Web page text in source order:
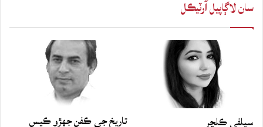
سان لاڳاپيل آرٽيڪل
سيلفي ڪلچر تاريخ جي ڪفن جھڙو ڪيس